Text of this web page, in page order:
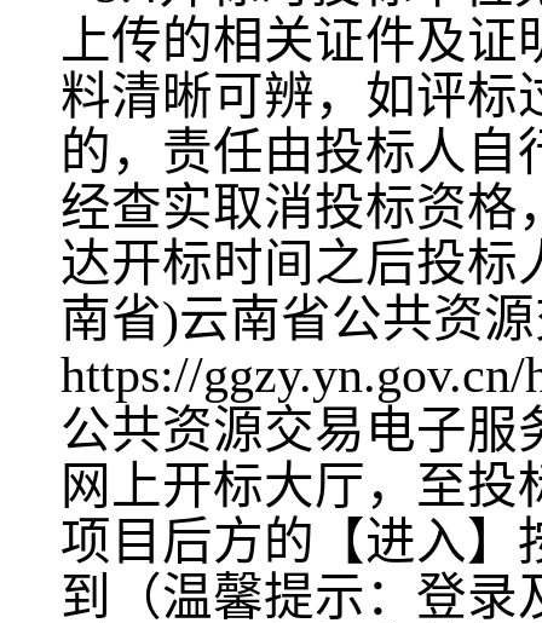
上传的相关证件及证
料清晰可辨，如评标
的，责任由投标人自
经查实取消投标资格
达开标时间之后投标
南省)云南省公共资
https://
公共资源交易电子服
网上开标大厅，至
项目后方的【进入】
到（温馨提示：登录